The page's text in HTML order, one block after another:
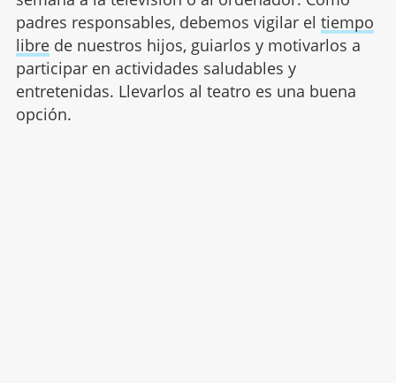
padres responsables, debemos vigilar el tiempo
librede nuestros hijos, guiarlos y motivarlos a
participar en actividades saludables y
entretenidas. Llevarlos al teatro es una buena
opción.